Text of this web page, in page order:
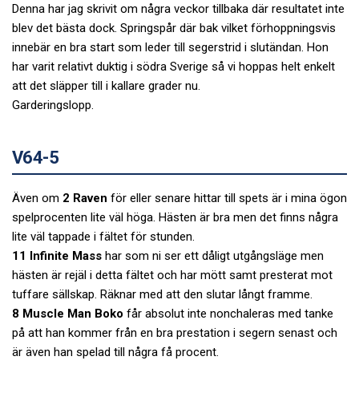
Denna har jag skrivit om några veckor tillbaka där resultatet inte
blev det bästa dock. Springspår där bak vilket förhoppningsvis
innebär en bra start som leder till segerstrid i slutändan. Hon
har varit relativt duktig i södra Sverige så vi hoppas helt enkelt
att det släpper till i kallare grader nu.
Garderingslopp.
V64-5
Även om 2 Raven för eller senare hittar till spets är i mina ögon
spelprocenten lite väl höga. Hästen är bra men det finns några
lite väl tappade i fältet för stunden.
11 Infinite Mass har som ni ser ett dåligt utgångsläge men
hästen är rejäl i detta fältet och har mött samt presterat mot
tuffare sällskap. Räknar med att den slutar långt framme.
8 Muscle Man Boko får absolut inte nonchaleras med tanke
på att han kommer från en bra prestation i segern senast och
är även han spelad till några få procent.